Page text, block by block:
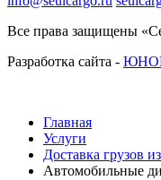
Все права защищены
Разработка сайта -
Главная
Услуги
Доставка грузов
Автомобильные